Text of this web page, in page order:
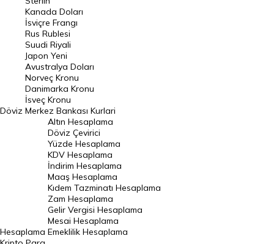
Frank Kuru
Riyal Kuru
Avustralya Doları
Danimarka Kronu Kuru
Kanada Doları Kuru
Norveç Kronu Kuru
İsveç Kronu Kuru
Japon Yeni Kuru
Serbest Piyasa Döviz Kurları
Merkez Bankası Döviz Kurları
Altın Fiyatları
Döviz
Kanada Doları
İsviçre Frangı
Rus Rublesi
Suudi Riyali
Japon Yeni
Avustralya Doları
Norveç Kronu
Danimarka Kronu
İsveç Kronu
Merkez Bankası Kurlari
Hesaplama
Altın Hesaplama
Döviz Çevirici
Yüzde Hesaplama
KDV Hesaplama
İndirim Hesaplama
Maaş Hesaplama
Kıdem Tazminatı Hesaplama
Zam Hesaplama
Gelir Vergisi Hesaplama
Mesai Hesaplama
Emeklilik Hesaplama